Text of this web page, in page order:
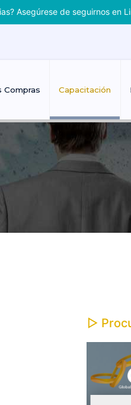
Asegúrese de seguirnos en
Compras Capacitación
▷